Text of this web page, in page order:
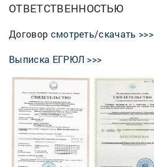
ОТВЕТСТВЕННОСТЬЮ
Договор смотреть/скачать >>>
Выписка ЕГРЮЛ >>>